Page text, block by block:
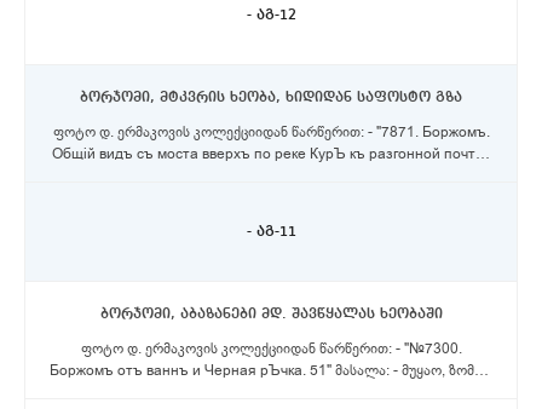
- აგ-12
ბორჯომი, მტკვრის ხეობა, ხიდიდან საფოსტო გზა
ფოტო დ. ერმაკოვის კოლექციიდან წარწერით: - "7871. Боржомъ.
Общiй видъ съ моста вверхъ по реке КурЪ къ разгонной почтЪ.
- აგ-11
ბორჯომი, აბაზანები მდ. შავწყალას ხეობაში
ფოტო დ. ერმაკოვის კოლექციიდან წარწერით: - "№7300.
Боржомъ отъ ваннъ и Черная рЪчка. 51" მასალა: - მუყაო, ზომა: -